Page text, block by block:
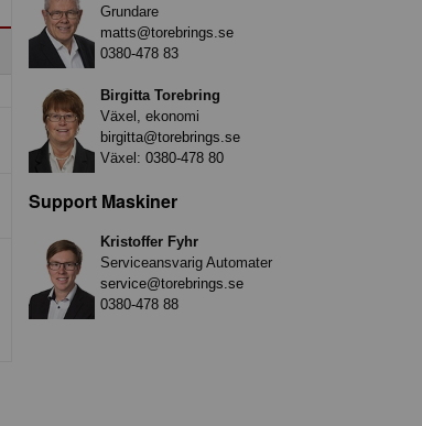
Grundare
matts@torebrings.se
0380-478 83
Birgitta Torebring
Växel, ekonomi
birgitta@torebrings.se
Växel: 0380-478 80
Support Maskiner
Kristoffer Fyhr
Serviceansvarig Automater
service@torebrings.se
0380-478 88